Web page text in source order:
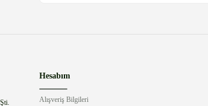
Hesabım
Alışveriş Bilgileri